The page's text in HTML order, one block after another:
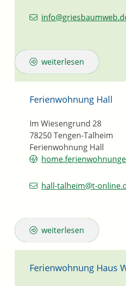
weiterlesen
Ferienwohnung Hall
Ferienwohnung Hall
Im Wiesengrund 28
78250Tengen-Talheim
hall-talheim@t-
weiterlesen
Ferienwohnung Haus